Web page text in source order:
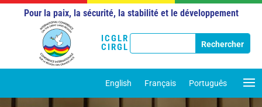
ICGLR
CIRGL
Pour la paix, la sécurité, la stabilité et le développement
English Français Português